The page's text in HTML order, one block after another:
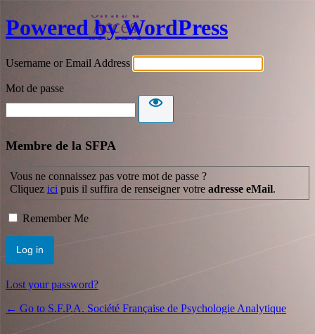
Powered by WordPress
Username or Email Address
Mot de passe
Membre de la SFPA
Vous ne connaissez pas votre mot de passe ?
Cliquez ici puis il suffira de renseigner votre adresse eMail.
Remember Me
Lost your password?
← Go to S.F.P.A. Société Française de Psychologie Analytique